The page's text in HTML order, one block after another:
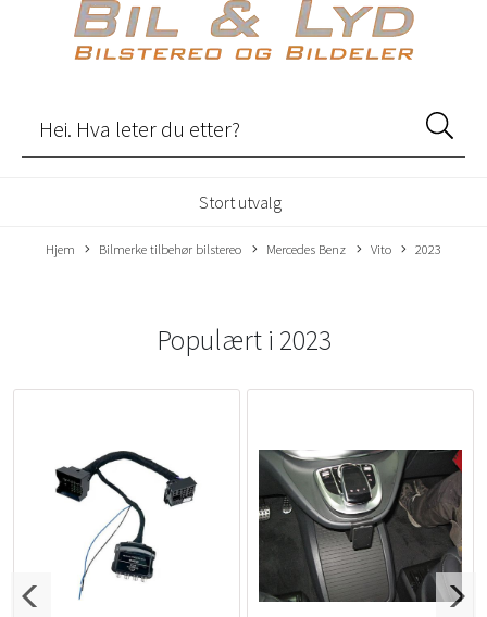
Stort utvalg
Hjem Bilmerke tilbehør bilstereo Mercedes Benz Vito 2023
Populært i 2023